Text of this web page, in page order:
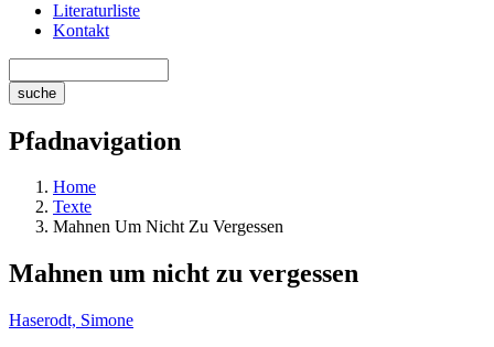
Literaturliste
Kontakt
Pfadnavigation
Home
Texte
Mahnen Um Nicht Zu Vergessen
Mahnen um nicht zu vergessen
Haserodt, Simone